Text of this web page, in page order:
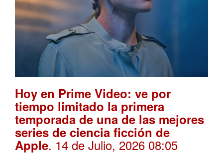
Hoy en Prime Video: ve por
tiempo limitado la primera
temporada de una de las mejores
series de ciencia ficción de
Apple. 14 de Julio, 2026 08:05